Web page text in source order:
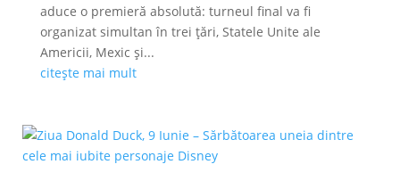
aduce o premieră absolută: turneul final va fi
organizat simultan în trei țări, Statele Unite ale
Americii, Mexic și...
citește mai mult